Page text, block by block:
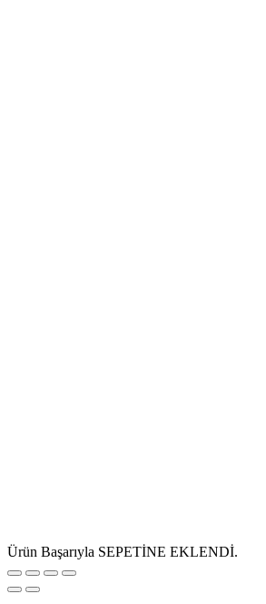
Ürün Başarıyla SEPETİNE EKLENDİ.